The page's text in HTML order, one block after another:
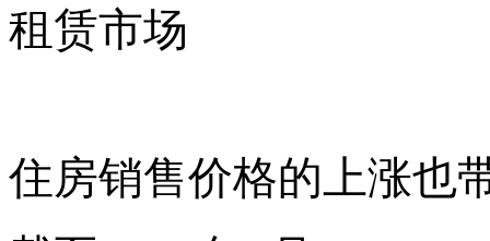
租赁市场
住房销售价格的上涨也